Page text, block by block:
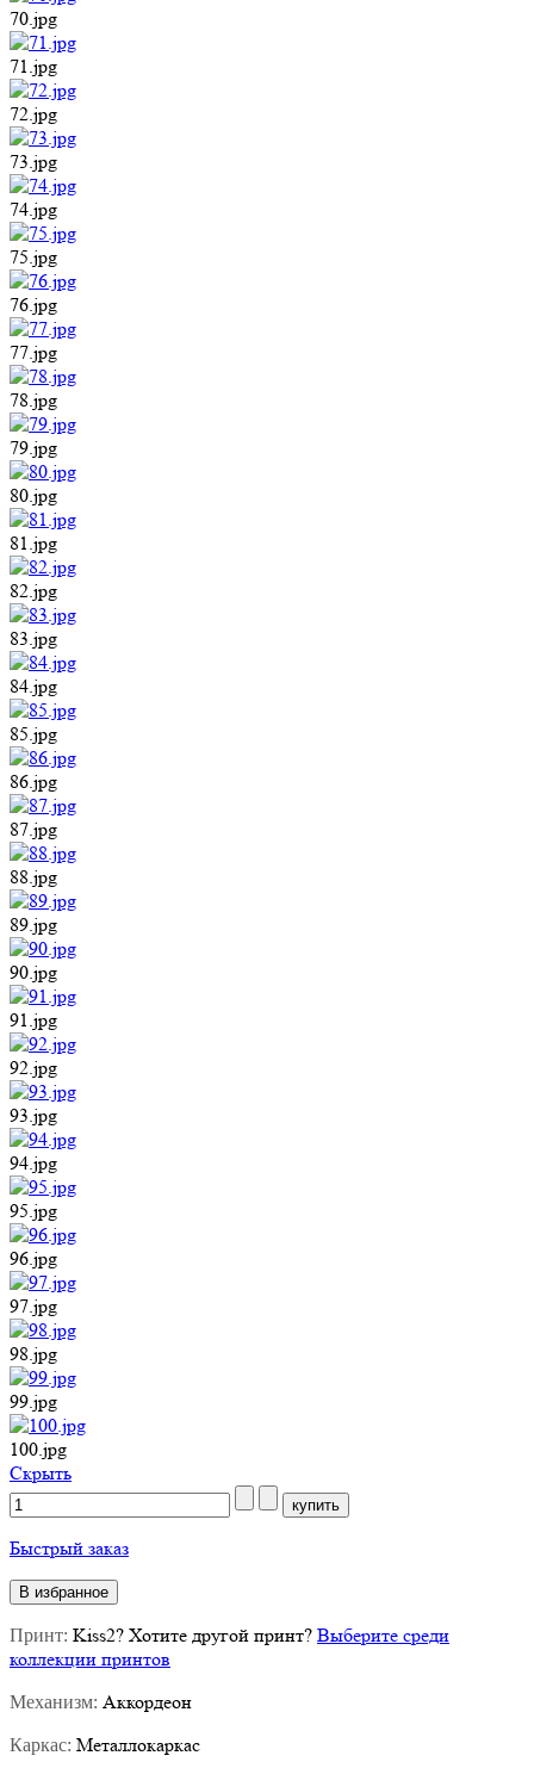
70.jpg
71.jpg
72.jpg
73.jpg
74.jpg
75.jpg
76.jpg
77.jpg
78.jpg
79.jpg
80.jpg
81.jpg
82.jpg
83.jpg
84.jpg
85.jpg
86.jpg
87.jpg
88.jpg
89.jpg
90.jpg
91.jpg
92.jpg
93.jpg
94.jpg
95.jpg
96.jpg
97.jpg
98.jpg
99.jpg
100.jpg
Cкрыть
Быстрый заказ
В избранное
Принт: Kiss2? Хотите другой принт? Выберите среди
коллекции принтов
Механизм: Аккордеон
Каркас: Металлокаркас